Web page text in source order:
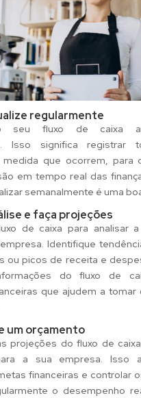
regularmente
seu fluxo de caixa
Isso significa registrar
medida que ocorrem, para
em tempo real das
semanalmente é uma
e faça projeções
de caixa para analisar a
Identifique
ou picos de receita e
do fluxo de
que ajudem a tomar
um orçamento
projeções do fluxo de
a sua empresa. Isso
financeiras e controlar
o desempenho